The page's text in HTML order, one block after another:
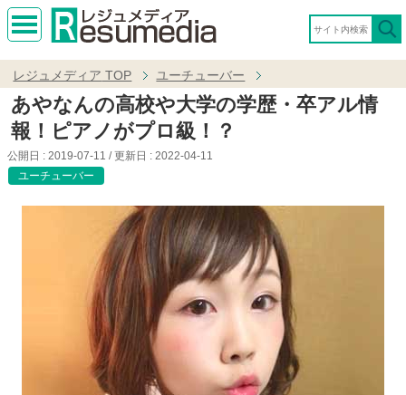
MEN
レジュメディア TOP ユーチューバー
あやなんの高校や大学の学歴・卒アル情
報！ピアノがプロ級！？
公開日 : 2019-07-11 / 更新日 : 2022-04-11
ユーチューバー